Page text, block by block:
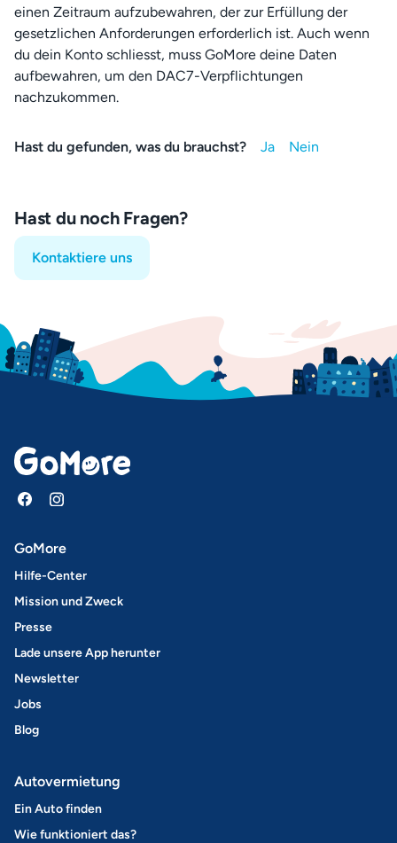
einen Zeitraum aufzubewahren, der zur Erfüllung der
gesetzlichen Anforderungen erforderlich ist. Auch wenn
du dein Konto schliesst, muss GoMore deine Daten
aufbewahren, um den DAC7-Verpflichtungen
nachzukommen.
Hast du gefunden, was du brauchst?
Hast du noch Fragen?
Kontaktiere uns
GoMore
Hilfe-Center
Mission und Zweck
Presse
Lade unsere App herunter
Newsletter
Jobs
Blog
Autovermietung
Ein Auto finden
Wie funktioniert das?